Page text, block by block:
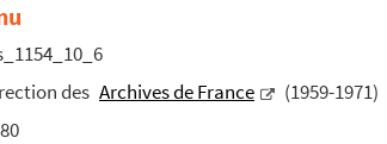
des Archives de France
(1959-1971)